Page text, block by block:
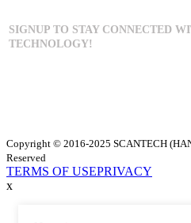
Copyright © 2016-2025 SCANTECH
Reserved
TERMS OF USEPRIVACY
x